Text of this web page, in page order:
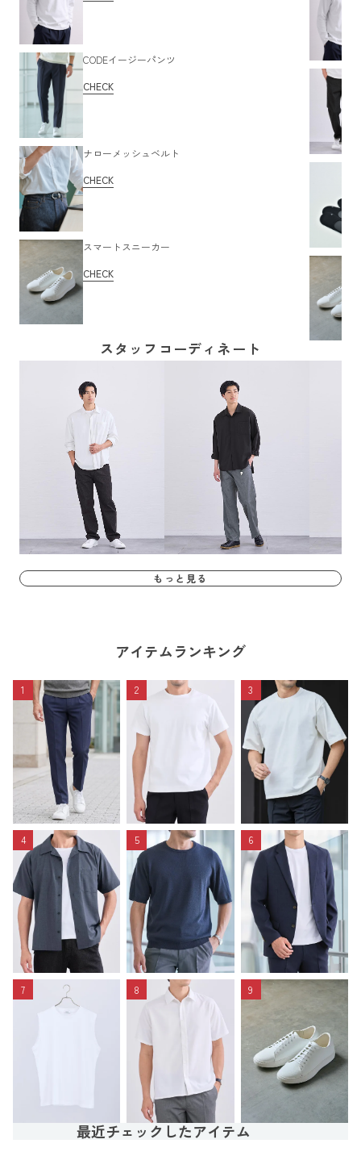
CODEイージーパンツ
CHECK
ナローメッシュベルト
CHECK
スマートスニーカー
CHECK
スタッフコーディネート
もっと見る
アイテムランキング
1 2 3
4 5 6
7 8 9
最近チェックしたアイテム